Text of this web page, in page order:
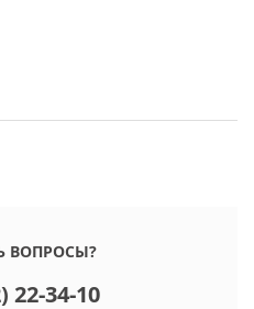
ВОПРОСЫ?
22-34-10